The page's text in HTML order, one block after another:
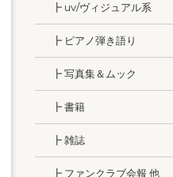
┣ uv/ヴィジュアル系
┣ ピアノ弾き語り
┣ 写真集＆ムック
┣ 書籍
┣ 雑誌
┣ ファンクラブ会報 他